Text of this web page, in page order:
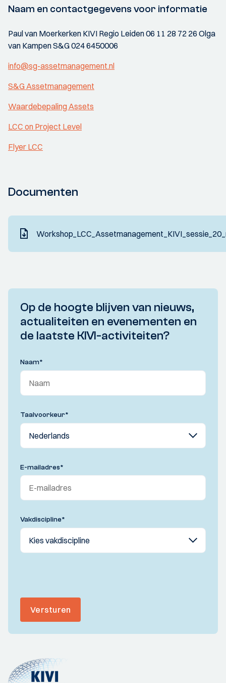
Naam en contactgegevens voor informatie
Paul van Moerkerken KIVI Regio Leiden 06 11 28 72 26 Olga
van Kampen S&G 024 6450006
info@sg-assetmanagement.nl
S&G Assetmanagement
Waardebepaling Assets
LCC on Project Level
Flyer LCC
Documenten
Op de hoogte blijven van nieuws,
actualiteiten en evenementen en
de laatste KIVI-activiteiten?
Naam*
Taalvoorkeur*
E-mailadres*
Vakdiscipline*
Versturen